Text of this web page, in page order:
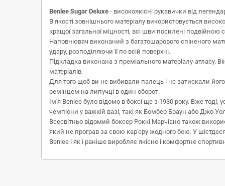
Benlee Sugar Deluxe - високоякісні рукавички від
В якості зовнішнього матеріалу використовується
кращої загальної міцності, всі шви посилені подвійною
Наповнювач виконаний з багатошарового спіненого
удару, розподіляючи її по всій поверхні.
Підкладка виконана з преміального матеріалу-атласу.
матеріалів.
Для того щоб ви не вибивали палець і не затискали
ремінцем на липучці в один оборот.
Ім'я Benlee було відомо в боксі ще з 1930 року. Вже
чемпіони у важкій вазі, такі як Бомбер Браун або Джо
Всесвітньо відомий боксер Роккі Марчіано також
який не програв за свою кар'єру жодного бою. У
Benlee і як і раніше виробляє якісне і комфортне